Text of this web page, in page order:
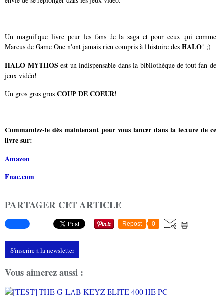
Un magnifique livre pour les fans de la saga et pour ceux qui comme
Marcus de Game One n'ont jamais rien compris à l'histoire des HALO! ;)
HALO MYTHOS est un indispensable dans la bibliothèque de tout fan de
jeux vidéo!
Un gros gros gros COUP DE COEUR!
Commandez-le dès maintenant pour vous lancer dans la lecture de ce
livre sur:
Amazon
Fnac.com
PARTAGER CET ARTICLE
Repost 0
S'inscrire à la newsletter
Vous aimerez aussi :